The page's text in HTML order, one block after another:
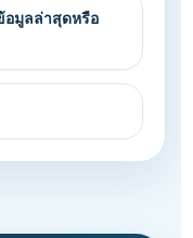
อมูลล่าสุดหรือ